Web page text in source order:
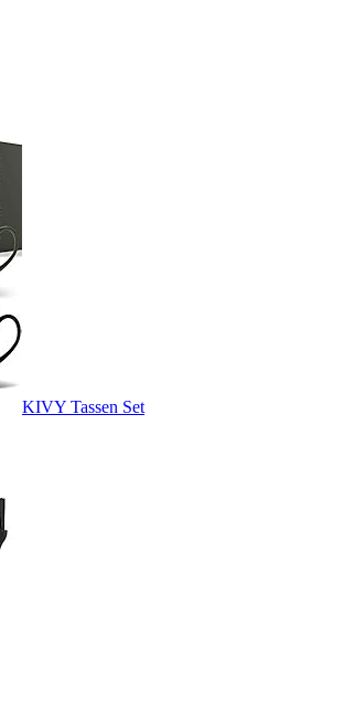
KIVY Tassen Set